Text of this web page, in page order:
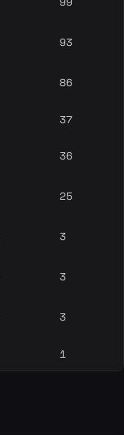
93
86
37
36
25
3
3
3
1